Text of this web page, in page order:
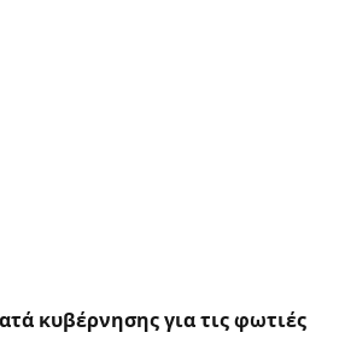
κυβέρνησης για τις φωτιές